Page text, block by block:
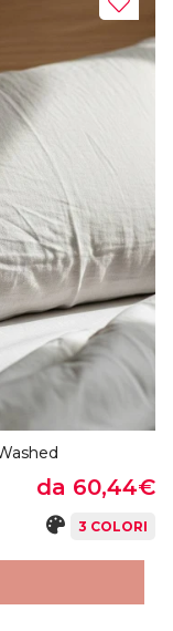
da 60,44€
3 COLORI